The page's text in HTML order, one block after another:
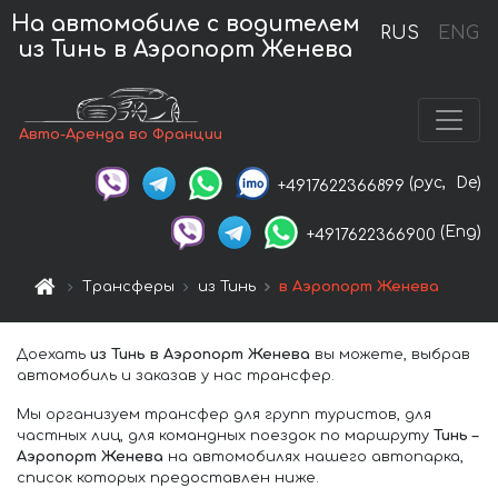
RUS ENG
На автомобиле с водителем
из Тинь в Аэропорт Женева
Авто-Аренда во Франции
+4917622366899 (рус, De)
+4917622366900 (Eng)
Трансферы из Тинь в Аэропорт Женева
Доехать из Тинь в Аэропорт Женева вы можете, выбрав
автомобиль и заказав у нас трансфер.
Мы организуем трансфер для групп туристов, для
частных лиц, для командных поездок по маршруту Тинь –
Аэропорт Женева на автомобилях нашего автопарка,
список которых предоставлен ниже.